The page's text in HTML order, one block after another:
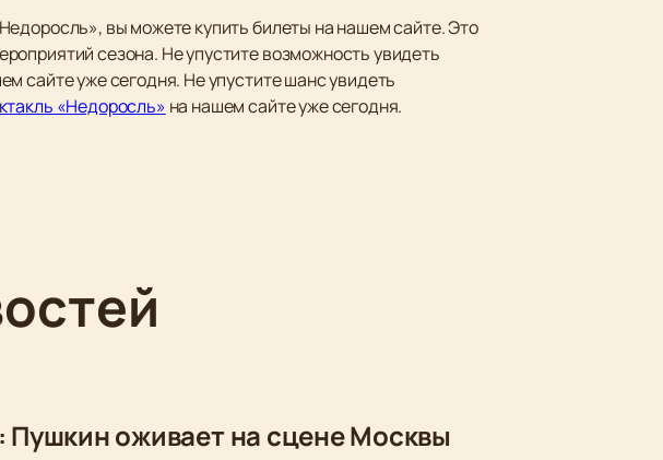
вы можете купить билеты на нашем сайте. Это
сезона. Не упустите возможность увидеть
сайте уже сегодня. Не упустите шанс увидеть
«Недоросль» на нашем сайте уже сегодня.
оживает на сцене Москвы